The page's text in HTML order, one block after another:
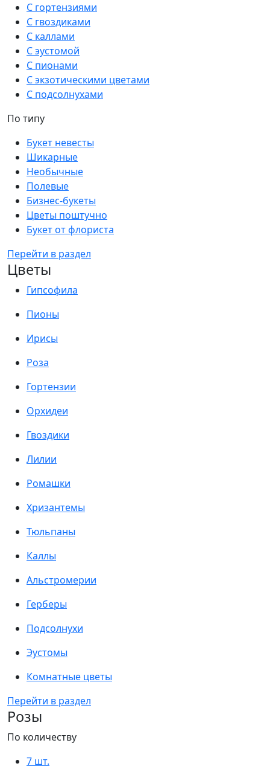
С гортензиями
С гвоздиками
С каллами
С эустомой
С пионами
С экзотическими цветами
С подсолнухами
По типу
Букет невесты
Шикарные
Необычные
Полевые
Бизнес-букеты
Цветы поштучно
Букет от флориста
Перейти в раздел
Цветы
Гипсофила
Пионы
Ирисы
Роза
Гортензии
Орхидеи
Гвоздики
Лилии
Ромашки
Хризантемы
Тюльпаны
Каллы
Альстромерии
Герберы
Подсолнухи
Эустомы
Комнатные цветы
Перейти в раздел
Розы
По количеству
7 шт.